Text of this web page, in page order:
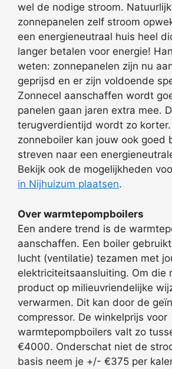
wel de nodige stroom.
zonnepanelen zelf stroom
een energieneutraal huis heel
langer betalen voor energie!
weten: zonnepanelen zijn nu
geprijsd en er zijn voldoende
Zonnecel aanschaffen wordt
panelen gaan jaren extra mee.
terugverdientijd wordt zo korter.
zonneboiler kan jouw ook goed
streven naar een
Bekijk ook de mogelijkheden
in Nijhuizum plaatsen.
Over warmtepompboilers
Een andere trend is de
aanschaffen. Een boiler
lucht (ventilatie) tezamen met
elektriciteitsaansluiting. Om die
product op milieuvriendelijke
verwarmen. Dit kan door de
compressor. De winkelprijs voor
warmtepompboilers valt zo
€4000. Onderschat niet de
basis neem je +/- €375 per